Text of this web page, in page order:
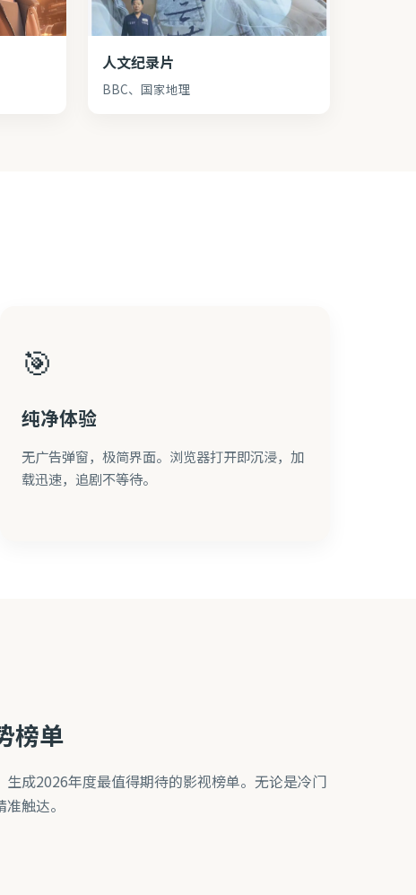
人文纪录片
BBC、国家地理
🎯
纯净体验
无广告弹窗，极简界面。浏览器打开即沉浸，加
载迅速，追剧不等待。
榜单
成2026年度最值得期待的影视榜单。无论是冷门
触达。